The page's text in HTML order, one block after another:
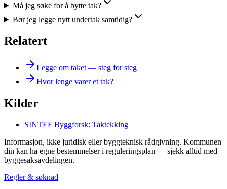
Må jeg søke for å bytte tak?
Bør jeg legge nytt undertak samtidig?
Relatert
Legge om taket — steg for steg
Hvor lenge varer et tak?
Kilder
SINTEF Byggforsk: Taktekking
Informasjon, ikke juridisk eller byggteknisk rådgivning. Kommunen
din kan ha egne bestemmelser i reguleringsplan — sjekk alltid med
byggesaksavdelingen.
Regler & søknad